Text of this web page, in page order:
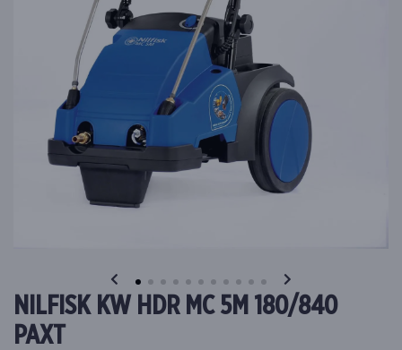
NILFISK KW HDR MC 5M 180/840
PAXT